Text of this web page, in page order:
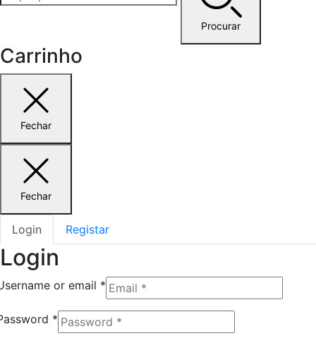
Procurar
Carrinho
Fechar
Fechar
Login Registar
Login
or email *
*